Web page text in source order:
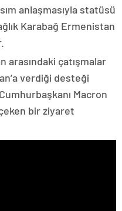
anlaşmasıyla statüsü
Karabağ Ermenistan
arasındaki çatışmalar
verdiği desteği
Macron
bir ziyaret